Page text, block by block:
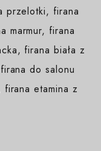
przelotki, firana
marmur, firana
firana biała z
do salonu
etamina z